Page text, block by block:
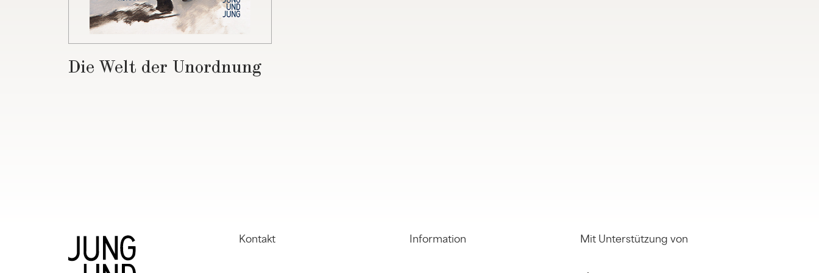
Die Welt der Unordnung
Kontakt Information Mit Unterstützung von